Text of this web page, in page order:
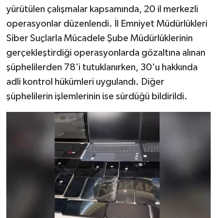
yürütülen çalışmalar kapsamında, 20 il merkezli
operasyonlar düzenlendi. İl Emniyet Müdürlükleri
Siber Suçlarla Mücadele Şube Müdürlüklerinin
gerçekleştirdiği operasyonlarda gözaltına alınan
şüphelilerden 78'i tutuklanırken, 30'u hakkında
adli kontrol hükümleri uygulandı. Diğer
şüphelilerin işlemlerinin ise sürdüğü bildirildi.